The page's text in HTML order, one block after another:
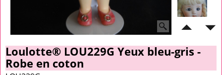
Loulotte® LOU229G Yeux bleu-gris -
Robe en coton